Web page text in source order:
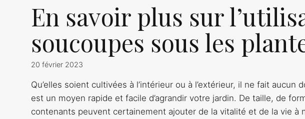
En savoir plus sur
soucoupes sous les
20 février 2023
Qu’elles soient cultivées à l’intérieur ou à l’extérieur, il ne fait aucun
est un moyen rapide et facile d’agrandir votre jardin. De taille, de
contenants peuvent certainement ajouter de la vitalité et de la vie à